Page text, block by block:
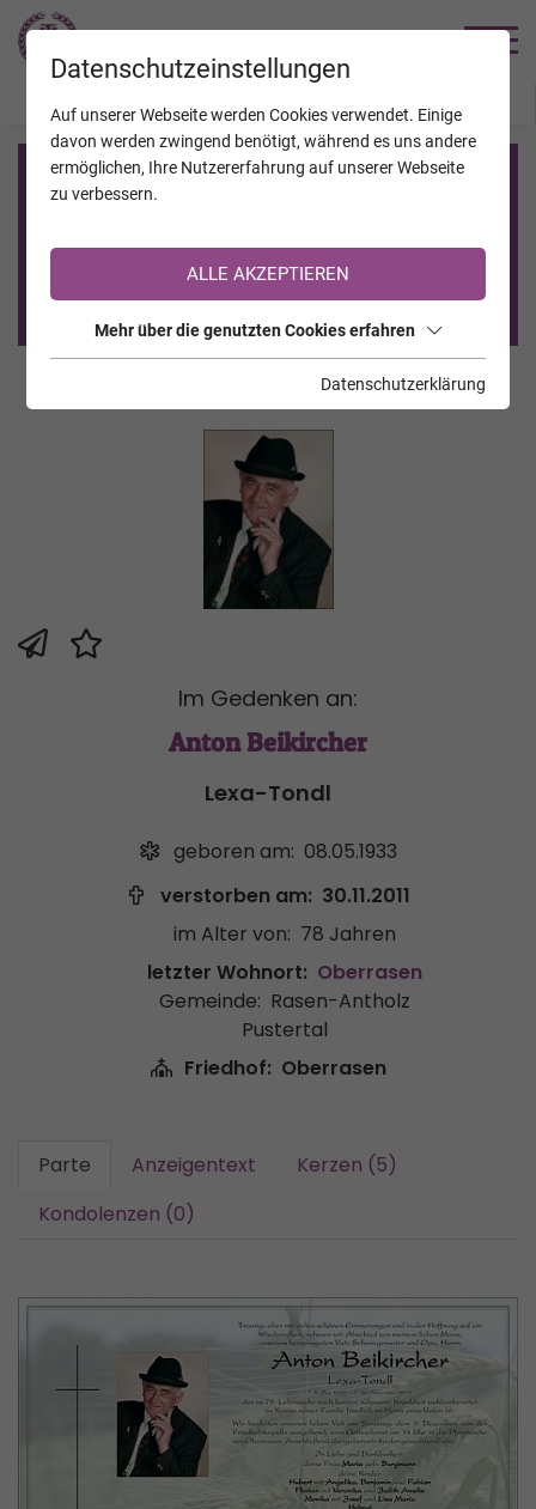
Registrierung auf TrauerHilfe.it
Sie sind noch nicht auf TrauerHilfe.it registriert?
>> zur kostenlosen Registrierung <<
Im Gedenken an:
Anton Beikircher
Lexa-Tondl
geboren am: 08.05.1933
verstorben am: 30.11.2011
im Alter von: 78 Jahren
letzter Wohnort: Oberrasen
Gemeinde: Rasen-Antholz
Pustertal
Friedhof: Oberrasen
Parte Anzeigentext
Kerzen (5)
Kondolenzen (0)
Datenschutzeinstellungen
Auf unserer Webseite werden Cookies verwendet. Einige
davon werden zwingend benötigt, während es uns andere
ermöglichen, Ihre Nutzererfahrung auf unserer Webseite
zu verbessern.
ALLE AKZEPTIEREN
Mehr über die genutzten Cookies erfahren
Datenschutzerklärung
JAHRESTAGE KALENDER VERSTORBENE